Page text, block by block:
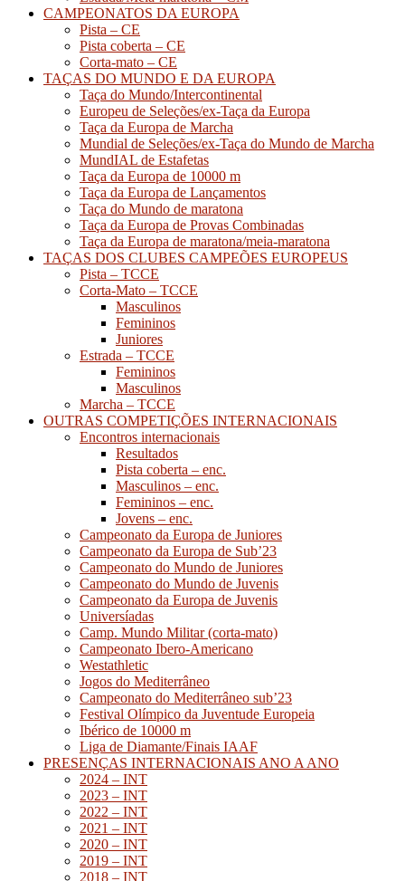
CAMPEONATOS DA EUROPA
Pista – CE
Pista coberta – CE
Corta-mato – CE
TAÇAS DO MUNDO E DA EUROPA
Taça do Mundo/Intercontinental
Europeu de Seleções/ex-Taça da Europa
Taça da Europa de Marcha
Mundial de Seleções/ex-Taça do Mundo de Marcha
MundIAL de Estafetas
Taça da Europa de 10000 m
Taça da Europa de Lançamentos
Taça do Mundo de maratona
Taça da Europa de Provas Combinadas
Taça da Europa de maratona/meia-maratona
TAÇAS DOS CLUBES CAMPEÕES EUROPEUS
Pista – TCCE
Corta-Mato – TCCE
Masculinos
Femininos
Juniores
Estrada – TCCE
Femininos
Masculinos
Marcha – TCCE
OUTRAS COMPETIÇÕES INTERNACIONAIS
Encontros internacionais
Resultados
Pista coberta – enc.
Masculinos – enc.
Femininos – enc.
Jovens – enc.
Campeonato da Europa de Juniores
Campeonato da Europa de Sub’23
Campeonato do Mundo de Juniores
Campeonato do Mundo de Juvenis
Campeonato da Europa de Juvenis
Universíadas
Camp. Mundo Militar (corta-mato)
Campeonato Ibero-Americano
Westathletic
Jogos do Mediterrâneo
Campeonato do Mediterrâneo sub’23
Festival Olímpico da Juventude Europeia
Ibérico de 10000 m
Liga de Diamante/Finais IAAF
PRESENÇAS INTERNACIONAIS ANO A ANO
2024 – INT
2023 – INT
2022 – INT
2021 – INT
2020 – INT
2019 – INT
2018 – INT